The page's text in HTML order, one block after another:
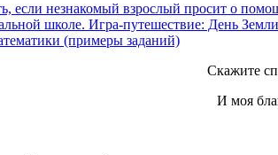
если незнакомый взрослый просит о
школе. Игра-путешествие: День Земли
(примеры заданий)
Скажите
И моя